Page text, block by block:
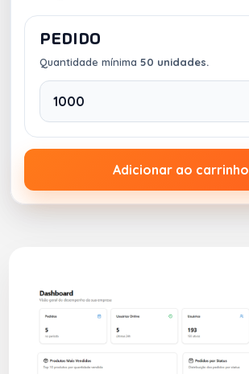
PEDIDO
Quantidade mínima 50 unidades.
Adicionar ao carrinho